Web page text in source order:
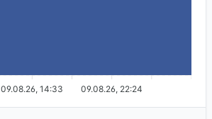
09.08.26, 14:33 09.08.26, 22:24